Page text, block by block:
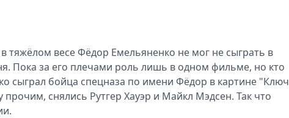
весе Фёдор Емельяненко не мог не сыграть в
Пока за его плечами роль лишь в одном фильме, но кто
сыграл бойца спецназа по имени Фёдор в картине "Ключ
снялись Рутгер Хауэр и Майкл Мэдсен. Так что